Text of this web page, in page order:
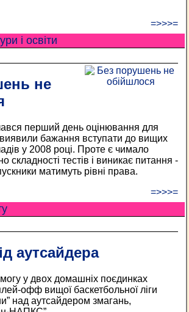
=>>>=
і освіти
не
перший день оцінювання для
виявили бажання вступати до вищих
у 2008 році. Проте є чимало
складності тестів і виникає питання -
матимуть рівні права.
=>>>=
аутсайдера
у двох домашніх поєдинках
офф вищої баскетбольної ліги
над аутсайдером змагань,